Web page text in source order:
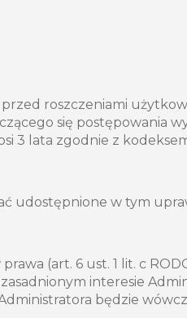
roszczeniami
się postępowania
3 lata zgodnie z
udostępnione w tym
(art. 6 ust. 1 lit. c
interesie
będzie